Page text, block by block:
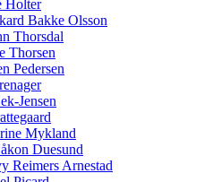
Holter
Bakke Olsson
Thorsdal
Thorsen
Pedersen
Jensen
Mykland
Duesund
Reimers Arnestad